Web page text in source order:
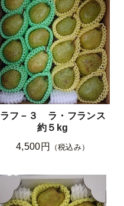
ラフ－３ ラ・フランス
約５kg
4,500円
（税込み）